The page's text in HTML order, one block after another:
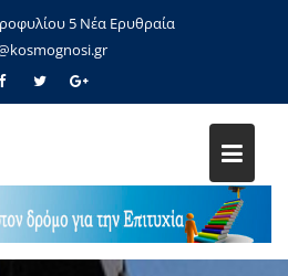
5 Νέα Ερυθραία